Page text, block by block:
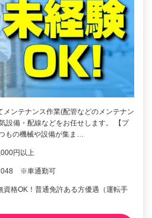
メンテナンス作業(配管などのメンテナン
設備・配線などをお任せします。 【プ
もの機械や設備が集ま…
円以上
※車通勤可
資格OK！普通免許ある方優遇（運転手